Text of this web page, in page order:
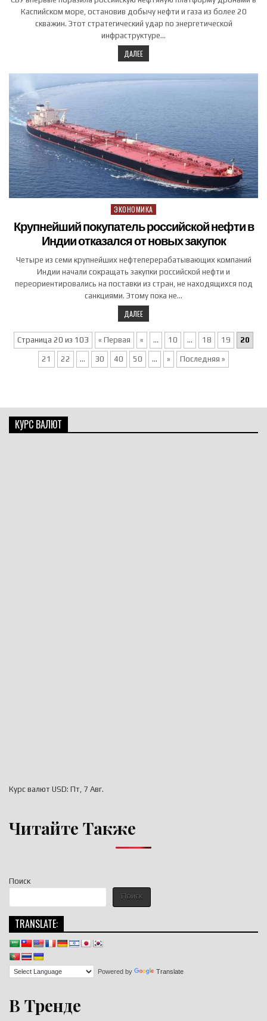
Каспийском море, остановив добычу нефти и газа из более 20
скважин. Этот стратегический удар по энергетической
инфраструктуре…
ДАЛЕЕ
Posted in
ЭКОНОМИКА
Крупнейший покупатель российской нефти в
Индии отказался от новых закупок
Четыре из семи крупнейших нефтеперерабатывающих компаний
Индии начали сокращать закупки российской нефти и
переориентировались на поставки из стран, не находящихся под
санкциями. Этому пока не…
ДАЛЕЕ
Страница 20 из 103 « Первая « ... 10 ... 18 19 20
21 22 ... 30 40 50 ... » Последняя »
Поиск
Поиск
TRANSLATE:
Powered by Translate
В Тренде
КУРС ВАЛЮТ
Курс валют USD: Пт, 7 Авг.
Читайте Также